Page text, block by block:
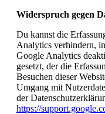
Widerspruch gegen
Du kannst die
Analytics verhindern,
Google Analytics
gesetzt, der die
Besuchen dieser
Umgang mit
der
https://